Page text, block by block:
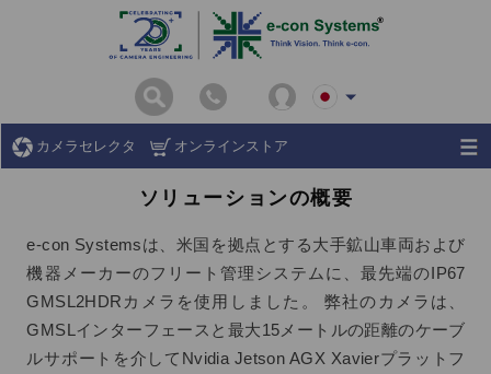
カメラセレクタ オンラインストア
ソリューションの概要
e-con Systemsは、米国を拠点とする大手鉱山車両および
機器メーカーのフリート管理システムに、最先端のIP67
GMSL2HDRカメラを使用しました。 弊社のカメラは、
GMSLインターフェースと最大15メートルの距離のケーブ
ルサポートを介してNvidia Jetson AGX Xavierプラットフ